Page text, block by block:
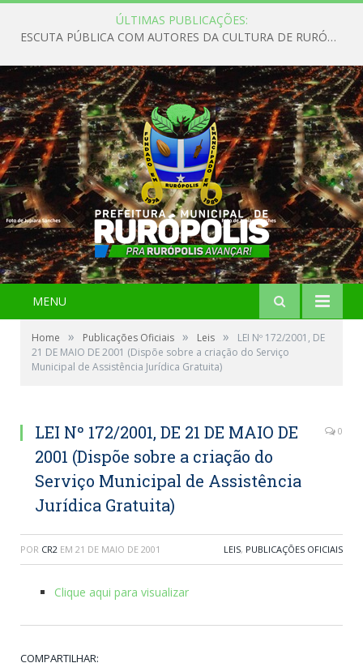
ÚLTIMAS PUBLICAÇÕES:
ESCUTA PÚBLICA COM AUTORES DA CULTURA DE RURÓPOLIS
MENU
Home » Publicações Oficiais » Leis »
LEI Nº 172/2001, DE
21 DE MAIO DE 2001 (Dispõe sobre a criação do Serviço
Municipal de Assistência Jurídica Gratuita)
LEI Nº 172/2001, DE 21 DE MAIO DE
2001 (Dispõe sobre a criação do
Serviço Municipal de Assistência
Jurídica Gratuita)
0
POR CR2 EM 21 DE MAIO DE 2001 LEIS, PUBLICAÇÕES OFICIAIS
Clique aqui para visualizar
COMPARTILHAR: